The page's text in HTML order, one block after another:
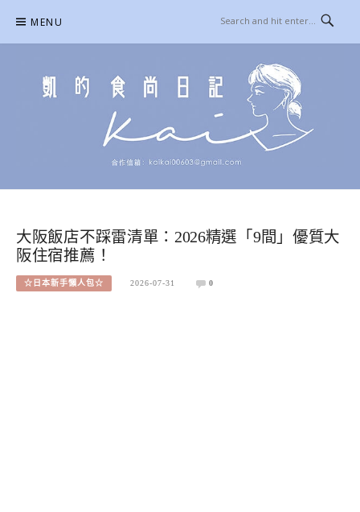
content
MENU
大阪飯店不踩雷清單：2026精選「9間」優質大
阪住宿推薦！
☆日本新手懶人包☆ 2026-07-31 0